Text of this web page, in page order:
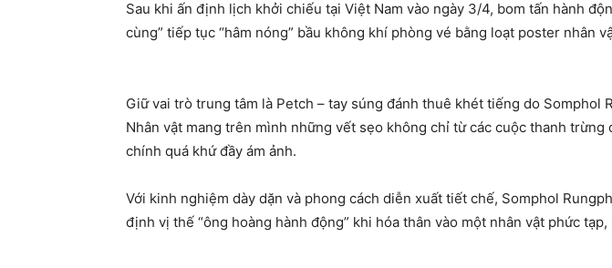
Sau khi ấn định lịch khởi chiếu tại Việt Nam vào ngày 3/4, bom tấn hành
cùng” tiếp tục “hâm nóng” bầu không khí phòng vé bằng loạt poster nhân
Giữ vai trò trung tâm là Petch – tay súng đánh thuê khét tiếng do Somphol
Nhân vật mang trên mình những vết sẹo không chỉ từ các cuộc thanh trừng
chính quá khứ đầy ám ảnh.
Với kinh nghiệm dày dặn và phong cách diễn xuất tiết chế, Somphol
định vị thế “ông hoàng hành động” khi hóa thân vào một nhân vật phức